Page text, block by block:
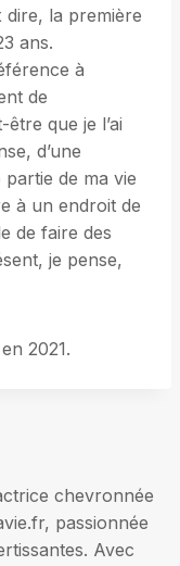
dire, la première
ans.
à
de
que je l’ai
d’une
partie de ma vie
à un endroit de
de faire des
je pense,
2021.
chevronnée
passionnée
Avec